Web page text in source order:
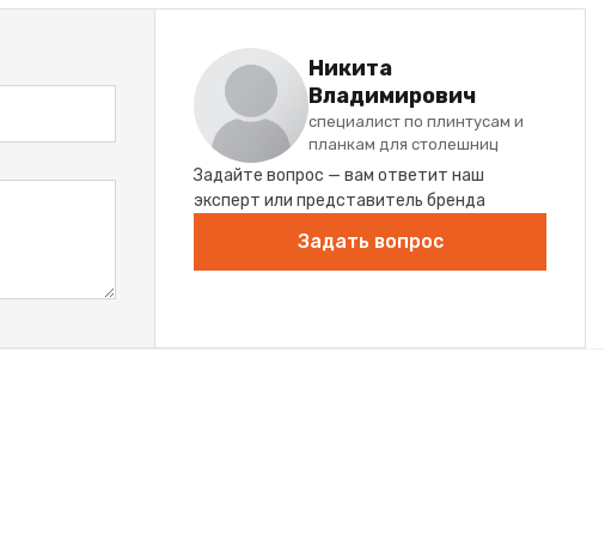
Никита
Владимирович
специалист по плинтусам и
планкам для столешниц
Задайте вопрос — вам ответит наш
эксперт или представитель бренда
Задать вопрос